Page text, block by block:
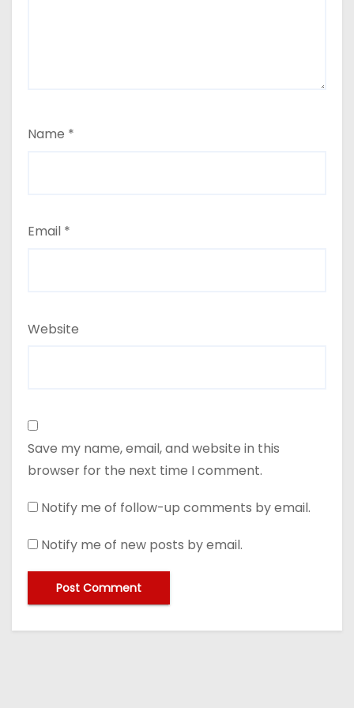
Name *
Email *
Website
Save my name, email, and website in this
browser for the next time I comment.
Notify me of follow-up comments by email.
Notify me of new posts by email.